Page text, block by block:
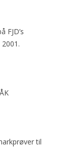
FJD’s
til